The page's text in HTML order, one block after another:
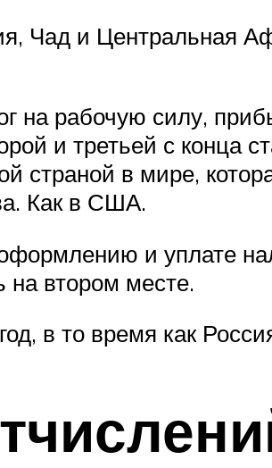
Чад и Центральная
на рабочую силу,
и третьей с конца
страной в мире,
Как в США.
и уплате
втором месте.
в то время как